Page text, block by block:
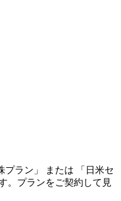
プラン 」 または 「 日米セ
。プランをご契約して見